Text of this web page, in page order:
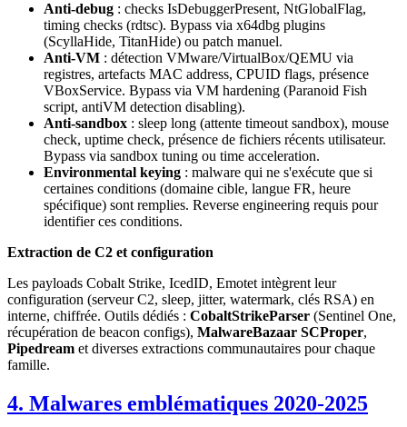
Anti-debug : checks IsDebuggerPresent, NtGlobalFlag,
timing checks (rdtsc). Bypass via x64dbg plugins
(ScyllaHide, TitanHide) ou patch manuel.
Anti-VM : détection VMware/VirtualBox/QEMU via
registres, artefacts MAC address, CPUID flags, présence
VBoxService. Bypass via VM hardening (Paranoid Fish
script, antiVM detection disabling).
Anti-sandbox : sleep long (attente timeout sandbox), mouse
check, uptime check, présence de fichiers récents utilisateur.
Bypass via sandbox tuning ou time acceleration.
Environmental keying : malware qui ne s'exécute que si
certaines conditions (domaine cible, langue FR, heure
spécifique) sont remplies. Reverse engineering requis pour
identifier ces conditions.
Extraction de C2 et configuration
Les payloads Cobalt Strike, IcedID, Emotet intègrent leur
configuration (serveur C2, sleep, jitter, watermark, clés RSA) en
interne, chiffrée. Outils dédiés : CobaltStrikeParser (Sentinel One,
récupération de beacon configs), MalwareBazaar SCProper,
Pipedream et diverses extractions communautaires pour chaque
famille.
4. Malwares emblématiques 2020-2025